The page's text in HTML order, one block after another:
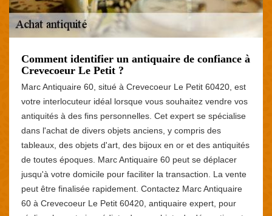
Comment identifier un antiquaire de confiance à
Crevecoeur Le Petit ?
Marc Antiquaire 60, situé à Crevecoeur Le Petit 60420, est
votre interlocuteur idéal lorsque vous souhaitez vendre vos
antiquités à des fins personnelles. Cet expert se spécialise
dans l'achat de divers objets anciens, y compris des
tableaux, des objets d'art, des bijoux en or et des antiquités
de toutes époques. Marc Antiquaire 60 peut se déplacer
jusqu'à votre domicile pour faciliter la transaction. La vente
peut être finalisée rapidement. Contactez Marc Antiquaire
60 à Crevecoeur Le Petit 60420, antiquaire expert, pour